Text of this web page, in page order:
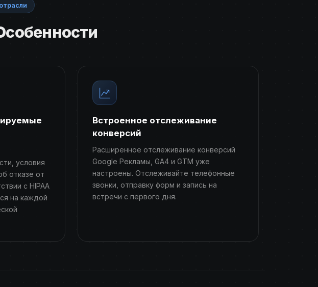
условия
отказе от
с HIPAA
на каждой
Встроенное отслеживание
конверсий
Расширенное отслеживание конверсий
Google Рекламы, GA4 и GTM уже
настроены. Отслеживайте телефонные
звонки, отправку форм и запись на
встречи с первого дня.